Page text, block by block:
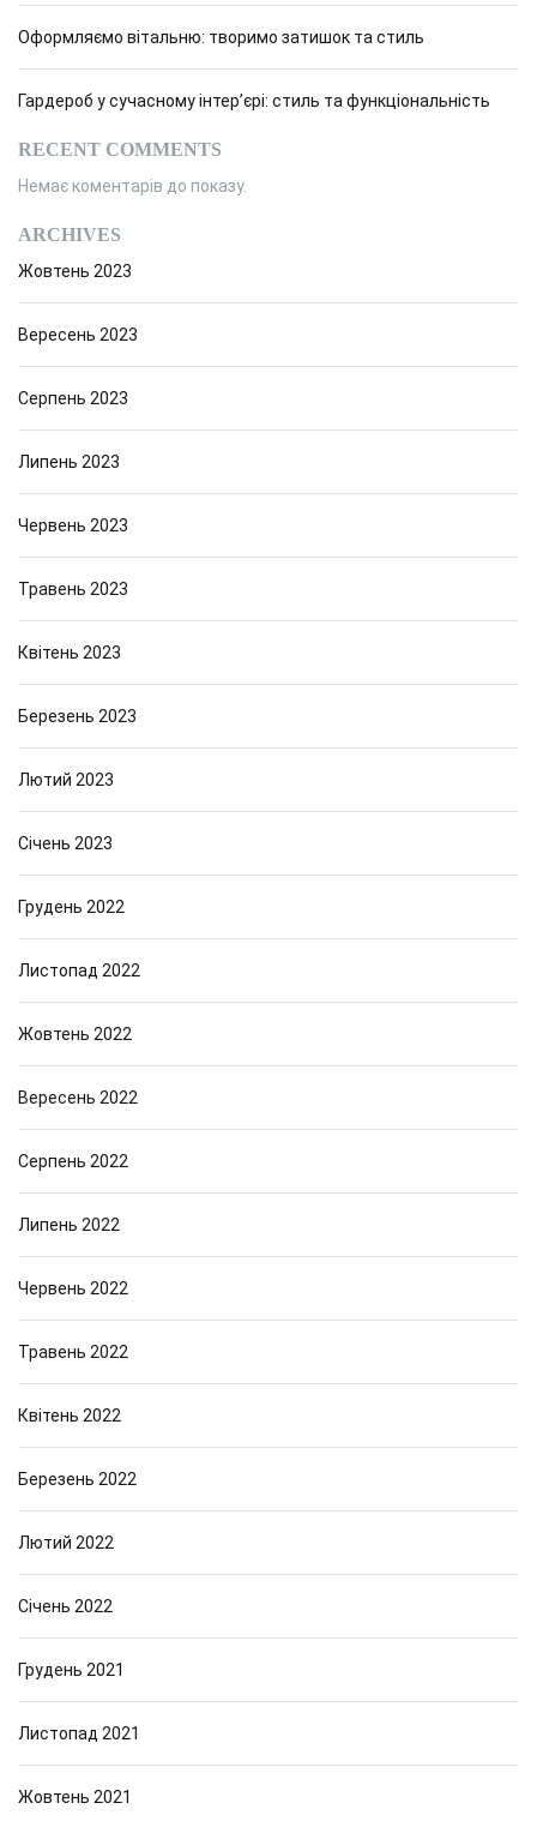
Оформляємо вітальню: творимо затишок та стиль
Гардероб у сучасному інтер’єрі: стиль та функціональність
RECENT COMMENTS
Немає коментарів до показу.
ARCHIVES
Жовтень 2023
Вересень 2023
Серпень 2023
Липень 2023
Червень 2023
Травень 2023
Квітень 2023
Березень 2023
Лютий 2023
Січень 2023
Грудень 2022
Листопад 2022
Жовтень 2022
Вересень 2022
Серпень 2022
Липень 2022
Червень 2022
Травень 2022
Квітень 2022
Березень 2022
Лютий 2022
Січень 2022
Грудень 2021
Листопад 2021
Жовтень 2021